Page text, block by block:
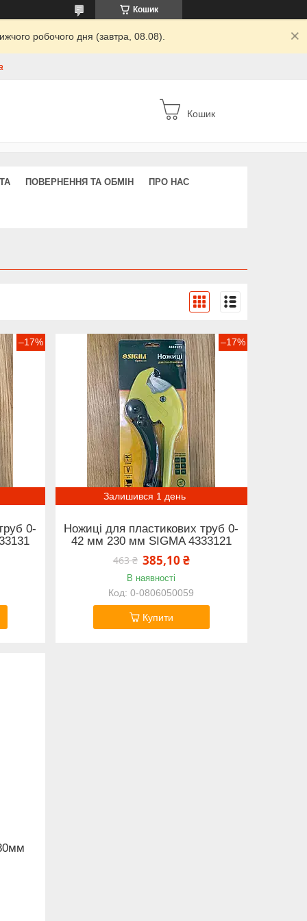
Кошик
робочого дня (завтра, 08.08).
Кошик
ПОВЕРНЕННЯ ТА ОБМІН ПРО НАС
–17%
0-
–17%
Залишився 1 день
Ножиці для пластикових труб 0-
42 мм 230 мм SIGMA 4333121
463 ₴ 385,10 ₴
В наявності
0-0806050059
Купити